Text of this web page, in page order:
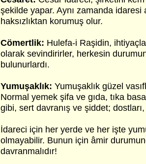
şekilde yapar. Aynı zamanda idaresi
haksızlıktan korumuş olur.
Cömertlik: Hulefa-i Raşidin,
olarak sevindirirler, herkesin
bulunurlardı.
Yumuşaklık: Yumuşaklık güzel
Normal yemek şifa ve gıda, tıka
gibi, sert davranış ve şiddet;
İdareci için her yerde ve her işte
olmayabilir. Bunun için âmir
davranmalıdır!